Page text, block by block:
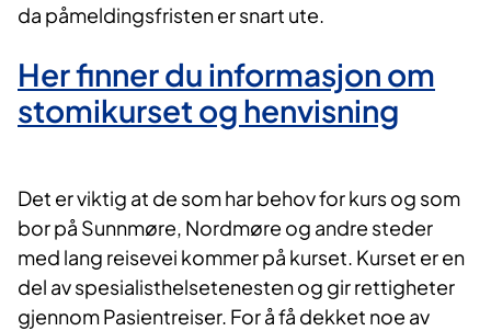
da påmeldingsfristen er snart ute.
Her finner du informasjon om
stomikurset og henv​​isning
Det er viktig at de som har behov for kurs og som
bor på Sunnmøre, Nordmøre og andre steder
med lang reisevei kommer på kurset. Kurset er en
del av spesialisthelsetenesten og gir rettigheter
gjennom Pasientreiser. For å få dekket noe av